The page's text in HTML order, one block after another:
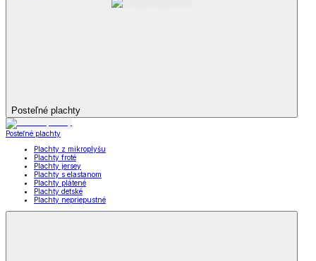
Posteľné plachty
Posteľné plachty
Plachty z mikroplyšu
Plachty froté
Plachty jersey
Plachty s elastanom
Plachty plátené
Plachty detské
Plachty nepriepustné